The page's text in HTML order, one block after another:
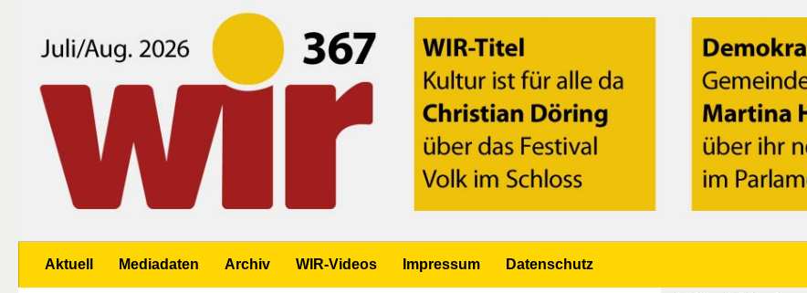
Aktuell Mediadaten Archiv WIR-Videos Impressum Datenschutz